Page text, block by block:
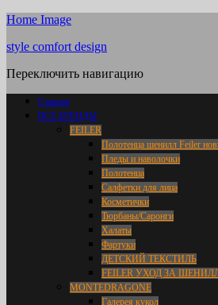
Home Image
style comfort design
Переключить навигацию
Главная
ВСЕ БРЕНДЫ
FEILER
Полотенца шенилл Feiler
Пледы и наволочки
Полотенца
Салфетки для лица
Косметички
Тюрбаны/Саронги
Халаты
Фартуки
ДЕТСКИЙ ТЕКСТИЛЬ
FEILER УХОД ЗА
MONTEDRAGONE
Галерея кукол